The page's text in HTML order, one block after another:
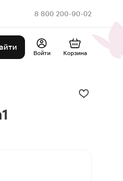
8 800 200-90-02
Войти Корзина